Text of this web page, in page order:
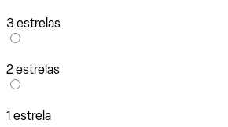
3 estrelas
2 estrelas
1 estrela